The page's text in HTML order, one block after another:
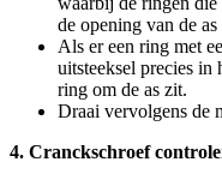
de opening van de
Als er een ring met
uitsteeksel precies in
ring om de as zit.
Draai vervolgens de
4. Cranckschroef